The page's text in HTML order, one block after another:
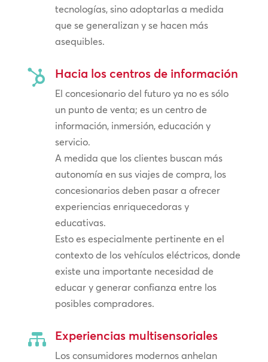
tecnologías, sino adoptarlas a medida
que se generalizan y se hacen más
asequibles.
 Hacia los centros de información
El concesionario del futuro ya no es sólo
un punto de venta; es un centro de
información, inmersión, educación y
servicio.
A medida que los clientes buscan más
autonomía en sus viajes de compra, los
concesionarios deben pasar a ofrecer
experiencias enriquecedoras y
educativas.
Esto es especialmente pertinente en el
contexto de los vehículos eléctricos, donde
existe una importante necesidad de
educar y generar confianza entre los
posibles compradores.
 Experiencias multisensoriales
Los consumidores modernos anhelan